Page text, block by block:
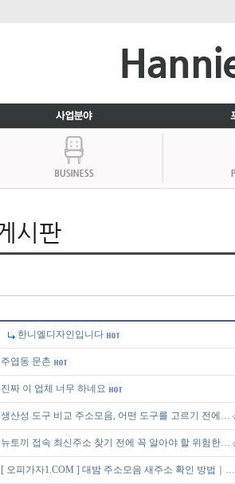
한니엘디자인입니다
주엽동 문촌
진짜 이 업체 너무 하네요
생산성 도구 비교 주소모음, 어떤 도구를 고르기 전에…
뉴토끼 접속 최신주소 찾기 전에 꼭 알아야 할 위험한…
[ 오피가자1.COM ] 대밤 주소모음 새주소 확인 방법｜…